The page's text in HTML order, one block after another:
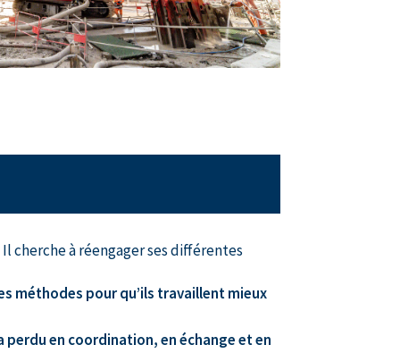
cherche à réengager ses différentes
méthodes pour qu’ils travaillent mieux
en coordination, en échange et en